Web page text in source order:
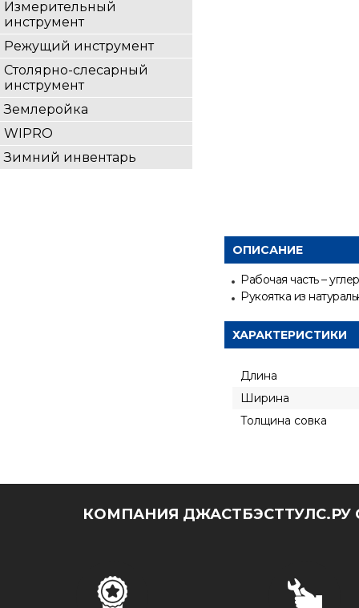
Измерительный
инструмент
Режущий инструмент
Столярно-слесарный
инструмент
Землеройка
WIPRO
Зимний инвентарь
ОПИСАНИЕ
Рабочая часть –
Рукоятка из
ХАРАКТЕРИСТИКИ
Длина
Ширина
Толщина совка
КОМПАНИЯ